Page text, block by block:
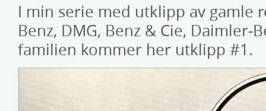
I min serie med utklipp av gamle
Benz, DMG, Benz & Cie, Daimler-
familien kommer her utklipp #1.